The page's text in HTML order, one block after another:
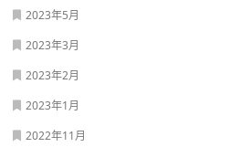
2023年5月
2023年3月
2023年2月
2023年1月
2022年11月